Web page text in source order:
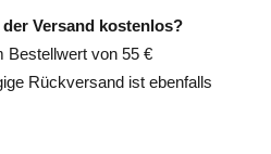
Versand kostenlos?
Bestellwert von 55 €
Rückversand ist ebenfalls